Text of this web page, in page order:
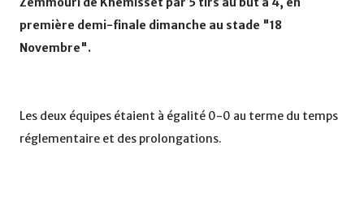
première demi-finale dimanche au stade "18
Novembre".
Les deux équipes étaient à égalité 0-0 au terme du temps
réglementaire et des prolongations.